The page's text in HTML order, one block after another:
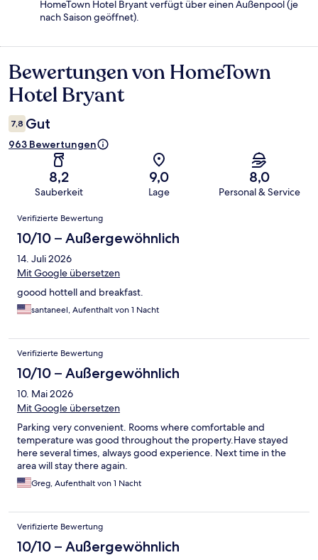
HomeTown Hotel Bryant verfügt über einen Außenpool (je
nach Saison geöffnet).
Bewertungen
Bewertungen von HomeTown
Hotel Bryant
7,8 Gut
963 Bewertungen
8,2
Sauberkeit
9,0
Lage
8,0
Personal & Service
Bewertungen
Verifizierte Bewertung
10/10 – Außergewöhnlich
14. Juli 2026
Mit Google übersetzen
goood hottell and breakfast.
santaneel, Aufenthalt von 1 Nacht
Verifizierte Bewertung
10/10 – Außergewöhnlich
10. Mai 2026
Mit Google übersetzen
Parking very convenient. Rooms where comfortable and
temperature was good throughout the property.Have stayed
here several times, always good experience. Next time in the
area will stay there again.
Greg, Aufenthalt von 1 Nacht
Verifizierte Bewertung
10/10 – Außergewöhnlich